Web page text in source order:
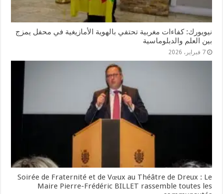
نيويورك: كفاءات مغربية تحتفي بالهوية الأمازيغية في محفل يمزج
بين العلم والدبلوماسية
7 فبراير، 2026
Soirée de Fraternité et de Vœux au Théâtre de Dreux : Le
Maire Pierre-Frédéric BILLET rassemble toutes les